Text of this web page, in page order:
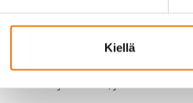
Kiellä
ja toimitus
ovat myös tärkeitä tekijöitä, jotka
kattaa laajan alueen, ja voimme